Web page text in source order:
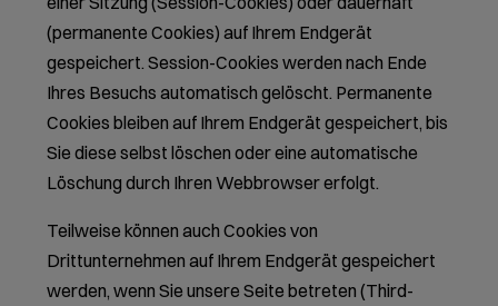
(permanente Cookies) auf Ihrem Endgerät
gespeichert. Session-Cookies werden nach Ende
Ihres Besuchs automatisch gelöscht. Permanente
Cookies bleiben auf Ihrem Endgerät gespeichert, bis
Sie diese selbst löschen oder eine automatische
Löschung durch Ihren Webbrowser erfolgt.
Teilweise können auch Cookies von
Drittunternehmen auf Ihrem Endgerät gespeichert
werden, wenn Sie unsere Seite betreten (Third-